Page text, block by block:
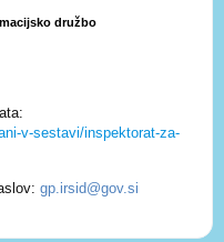
družbo
v-sestavi/inspektorat-za-
gp.irsid@gov.si